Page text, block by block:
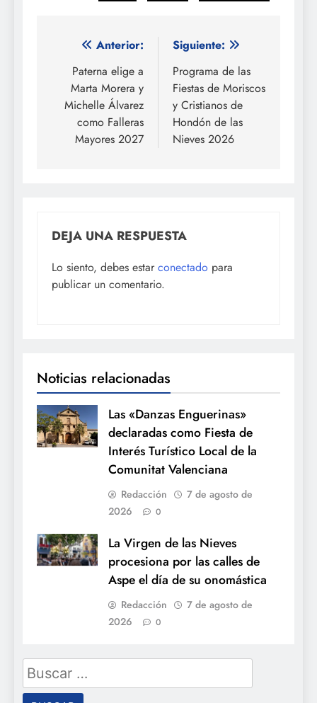
Navegación
entradas
Anterior:
Paterna elige a
Marta Morera y
Michelle Álvarez
como Falleras
Mayores 2027
Siguiente:
Programa de las
Fiestas de Moriscos
y Cristianos de
Hondón de las
Nieves 2026
DEJA UNA RESPUESTA
Lo siento, debes estar conectado para
publicar un comentario.
Noticias relacionadas
Las «Danzas Enguerinas»
declaradas como Fiesta de
Interés Turístico Local de la
Comunitat Valenciana
Redacción
7 de agosto de
2026
0
La Virgen de las Nieves
procesiona por las calles de
Aspe el día de su onomástica
Redacción
7 de agosto de
2026
0
Buscar: